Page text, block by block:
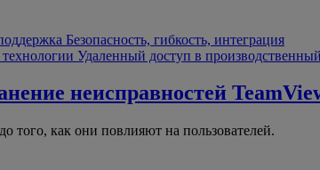
Безопасность, гибкость, интеграция
Удаленный доступ в
неисправностей
того, как они повлияют на пользователей.